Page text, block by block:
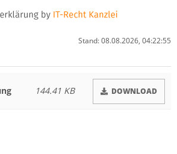
Stand: 08.08.2026, 04:22:55
DOWNLOAD
144.41 KB